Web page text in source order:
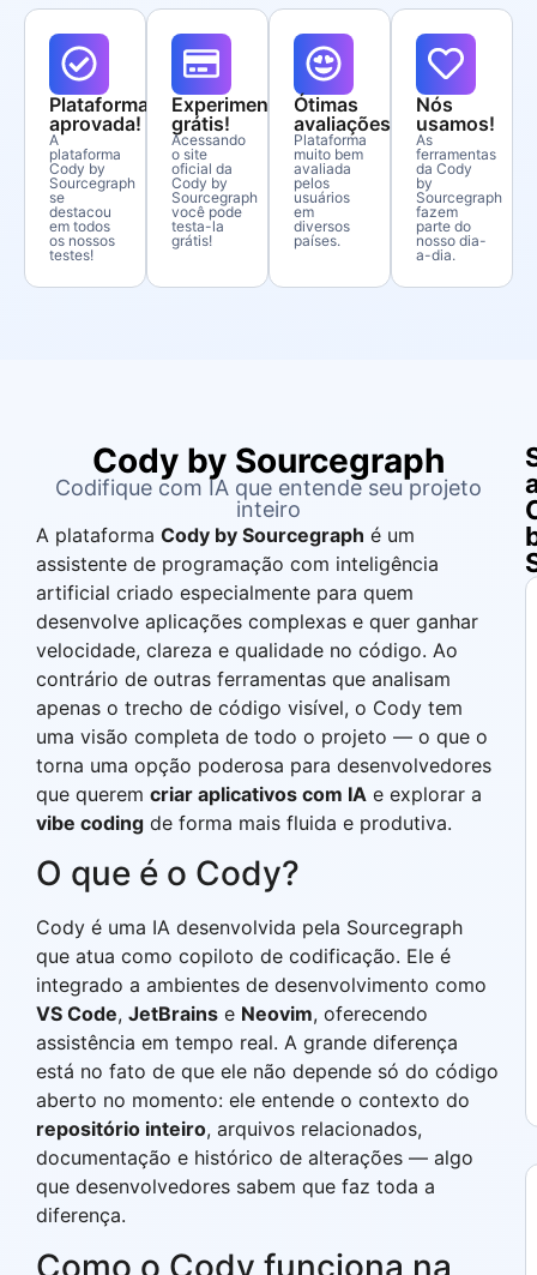
Plataforma
aprovada!
A
plataforma
Cody by
Sourcegraph
se
destacou
em todos
os nossos
testes!
Experimente
grátis!
Acessando
o site
oficial da
Cody by
Sourcegraph
você pode
testa-la
grátis!
Ótimas
avaliações!
Plataforma
muito bem
avaliada
pelos
usuários
em
diversos
países.
Nós
usamos!
As
ferramentas
da Cody
by
Sourcegraph
fazem
parte do
nosso dia-
a-dia.
Cody by Sourcegraph
Codifique com IA que entende seu projeto
inteiro
A plataforma Cody by Sourcegraph é um
assistente de programação com inteligência
artificial criado especialmente para quem
desenvolve aplicações complexas e quer ganhar
velocidade, clareza e qualidade no código. Ao
contrário de outras ferramentas que analisam
apenas o trecho de código visível, o Cody tem
uma visão completa de todo o projeto — o que o
torna uma opção poderosa para desenvolvedores
que querem criar aplicativos com IA e explorar a
vibe coding de forma mais fluida e produtiva.
O que é o Cody?
Cody é uma IA desenvolvida pela Sourcegraph
que atua como copiloto de codificação. Ele é
integrado a ambientes de desenvolvimento como
VS Code, JetBrains e Neovim, oferecendo
assistência em tempo real. A grande diferença
está no fato de que ele não depende só do código
aberto no momento: ele entende o contexto do
repositório inteiro, arquivos relacionados,
documentação e histórico de alterações — algo
que desenvolvedores sabem que faz toda a
diferença.
Como o Cody funciona na